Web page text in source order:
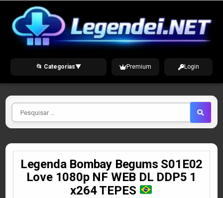
content
📂 Categorias▼ Premium Login
Pesquisar
por
Legenda Bombay Begums S01E02
Love 1080p NF WEB DL DDP5 1
x264 TEPES